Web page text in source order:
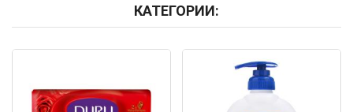
КАТЕГОРИИ: